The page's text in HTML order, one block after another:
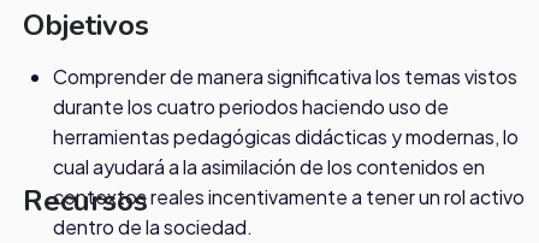
Objetivos
Comprender de manera significativa los temas vistos
durante los cuatro periodos haciendo uso de
herramientas pedagógicas didácticas y modernas, lo
cual ayudará a la asimilación de los contenidos en
contextos reales incentivamente a tener un rol activo
dentro de la sociedad.
Recursos